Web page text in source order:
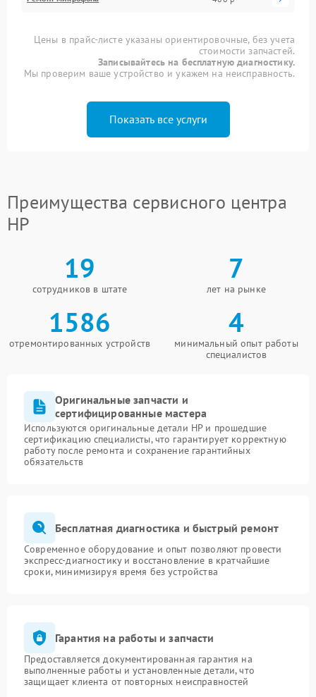
Цены в прайс-листе указаны ориентировочные, без учета
стоимости запчастей.
Записывайтесь на бесплатную диагностику.
Мы проверим ваше устройство и укажем на неисправность.
Показать все услуги
Преимущества сервисного центра
HP
19
сотрудников в штате
7
лет на рынке
1586
отремонтированных устройств
4
минимальный опыт работы
специалистов
Оригинальные запчасти и
сертифицированные мастера
Используются оригинальные детали HP и прошедшие
сертификацию специалисты, что гарантирует корректную
работу после ремонта и сохранение гарантийных
обязательств
Бесплатная диагностика и быстрый ремонт
Современное оборудование и опыт позволяют провести
экспресс-диагностику и восстановление в кратчайшие
сроки, минимизируя время без устройства
Гарантия на работы и запчасти
Предоставляется документированная гарантия на
выполненные работы и установленные детали, что
защищает клиента от повторных неисправностей